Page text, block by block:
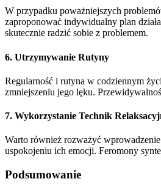
W przypadku poważniejszych
zaproponować indywidualny plan
skutecznie radzić sobie z problemem.
6. Utrzymywanie Rutyny
Regularność i rutyna w codziennym
zmniejszeniu jego lęku.
7. Wykorzystanie Technik
Warto również rozważyć
uspokojeniu ich emocji. Feromony
Podsumowanie